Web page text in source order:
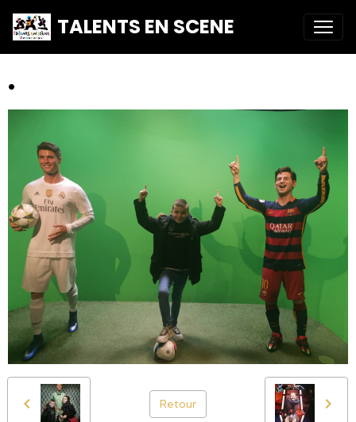
TALENTS EN SCENE
.
Retour